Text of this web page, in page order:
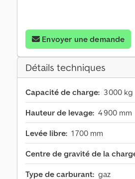
Envoyer une demande
Détails techniques
Capacité de charge: 3 000 kg
Hauteur de levage: 4 900 mm
Levée libre: 1 700 mm
Centre de gravité de la
Type de carburant: gaz